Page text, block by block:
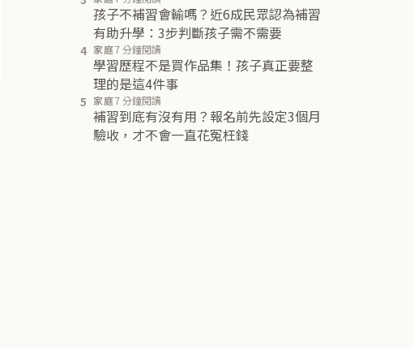
孩子不補習會輸嗎？近6成民眾認為補習
有助升學：3步判斷孩子需不需要
4 家庭7 分鐘閱讀
學習歷程不是買作品集！孩子真正要整
理的是這4件事
5 家庭7 分鐘閱讀
補習到底有沒有用？報名前先設定3個月
驗收，才不會一直花冤枉錢